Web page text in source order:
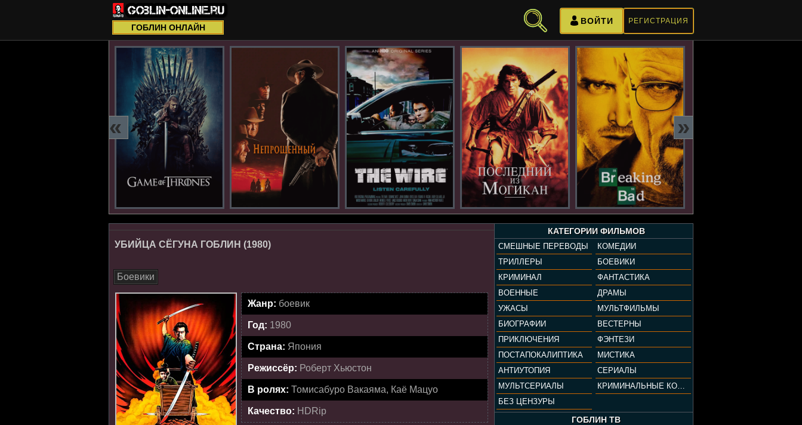
ГОБЛИН ОНЛАЙН
РЕГИСТРАЦИЯ
ВОЙТИ
« »
КАТЕГОРИИ ФИЛЬМОВ
СМЕШНЫЕ ПЕРЕВОДЫ
КОМЕДИИ
ТРИЛЛЕРЫ
БОЕВИКИ
КРИМИНАЛ
ФАНТАСТИКА
ВОЕННЫЕ
ДРАМЫ
УЖАСЫ
МУЛЬТФИЛЬМЫ
БИОГРАФИИ
ВЕСТЕРНЫ
ПРИКЛЮЧЕНИЯ
ФЭНТЕЗИ
ПОСТАПОКАЛИПТИКА
МИСТИКА
АНТИУТОПИЯ
СЕРИАЛЫ
МУЛЬТСЕРИАЛЫ
КРИМИНАЛЬНЫЕ КОМЕДИИ
БЕЗ ЦЕНЗУРЫ
ГОБЛИН ТВ
УБИЙЦА СЁГУНА ГОБЛИН (1980)
Боевики
Жанр: боевик
Год: 1980
Страна: Япония
Режиссёр: Роберт Хьюстон
В ролях: Томисабуро Вакаяма, Каё Мацуо
Качество: HDRip